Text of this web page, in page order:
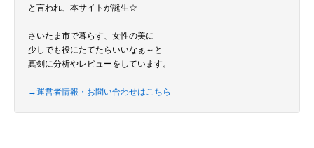
と言われ、本サイトが誕生☆
さいたま市で暮らす、女性の美に
少しでも役にたてたらいいなぁ～と
真剣に分析やレビューをしています。
→運営者情報・お問い合わせはこちら